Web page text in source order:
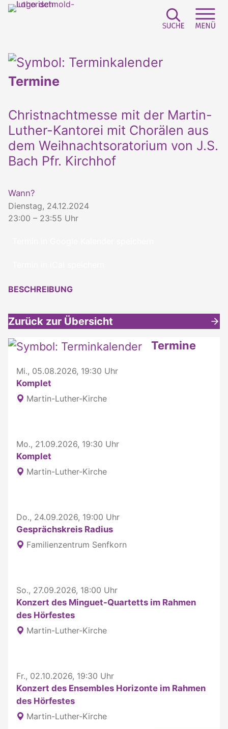
Termine
Christnachtmesse mit der Martin-
Luther-Kantorei mit Chorälen aus
dem Weihnachtsoratorium von J.S.
Bach Pfr. Kirchhof
Wann?
Dienstag, 24.12.2024
23:00 – 23:55 Uhr
BESCHREIBUNG
Zurück zur Übersicht
Weitere interessante Inhalte Termine
Mi., 05.08.2026, 19:30 Uhr
Komplet
Martin-Luther-Kirche
Mo., 21.09.2026, 19:30 Uhr
Komplet
Martin-Luther-Kirche
Do., 24.09.2026, 19:00 Uhr
Gesprächskreis Radius
Familienzentrum Senfkorn
So., 27.09.2026, 18:00 Uhr
Konzert des Minguet-Quartetts im Rahmen
des Hörfestes
Martin-Luther-Kirche
Fr., 02.10.2026, 19:30 Uhr
Konzert des Ensembles Horizonte im Rahmen
des Hörfestes
Martin-Luther-Kirche